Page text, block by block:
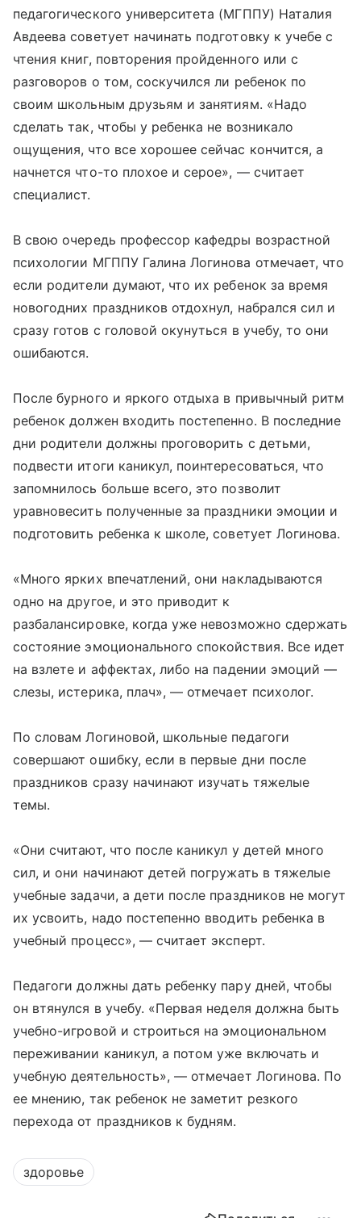
педагогического университета (МГППУ) Наталия
Авдеева советует начинать подготовку к учебе с
чтения книг, повторения пройденного или с
разговоров о том, соскучился ли ребенок по
своим школьным друзьям и занятиям. «Надо
сделать так, чтобы у ребенка не возникало
ощущения, что все хорошее сейчас кончится, а
начнется что-то плохое и серое», — считает
специалист.
В свою очередь профессор кафедры возрастной
психологии МГППУ Галина Логинова отмечает, что
если родители думают, что их ребенок за время
новогодних праздников отдохнул, набрался сил и
сразу готов с головой окунуться в учебу, то они
ошибаются.
После бурного и яркого отдыха в привычный ритм
ребенок должен входить постепенно. В последние
дни родители должны проговорить с детьми,
подвести итоги каникул, поинтересоваться, что
запомнилось больше всего, это позволит
уравновесить полученные за праздники эмоции и
подготовить ребенка к школе, советует Логинова.
«Много ярких впечатлений, они накладываются
одно на другое, и это приводит к
разбалансировке, когда уже невозможно сдержать
состояние эмоционального спокойствия. Все идет
на взлете и аффектах, либо на падении эмоций —
слезы, истерика, плач», — отмечает психолог.
По словам Логиновой, школьные педагоги
совершают ошибку, если в первые дни после
праздников сразу начинают изучать тяжелые
темы.
«Они считают, что после каникул у детей много
сил, и они начинают детей погружать в тяжелые
учебные задачи, а дети после праздников не могут
их усвоить, надо постепенно вводить ребенка в
учебный процесс», — считает эксперт.
Педагоги должны дать ребенку пару дней, чтобы
он втянулся в учебу. «Первая неделя должна быть
учебно-игровой и строиться на эмоциональном
переживании каникул, а потом уже включать и
учебную деятельность», — отмечает Логинова. По
ее мнению, так ребенок не заметит резкого
перехода от праздников к будням.
здоровье